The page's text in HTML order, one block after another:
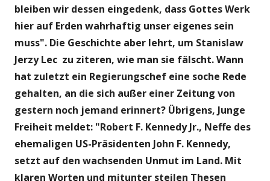
bleiben wir dessen eingedenk, dass Gottes Werk
hier auf Erden wahrhaftig unser eigenes sein
muss". Die Geschichte aber lehrt, um Stanislaw
Jerzy Lec zu ziteren, wie man sie fälscht. Wann
hat zuletzt ein Regierungschef eine soche Rede
gehalten, an die sich außer einer Zeitung von
gestern noch jemand erinnert? Übrigens, Junge
Freiheit meldet: "Robert F. Kennedy Jr., Neffe des
ehemaligen US-Präsidenten John F. Kennedy,
setzt auf den wachsenden Unmut im Land. Mit
klaren Worten und mitunter steilen Thesen